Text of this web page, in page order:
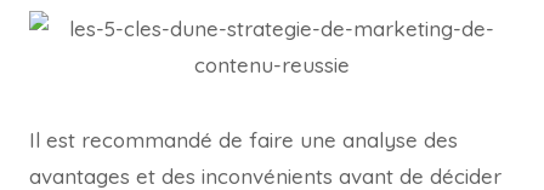
Il est recommandé de faire une analyse des
avantages et des inconvénients avant de décider